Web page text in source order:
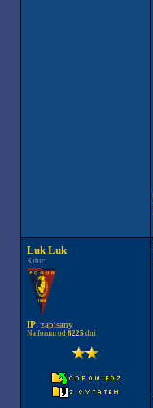
Luk Luk
Kibic
IP: zapisany
Na forum od 8225dni